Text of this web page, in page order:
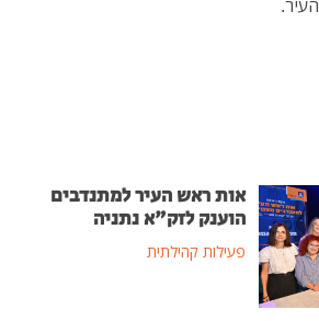
אות ראש העיר למתנדבים
הוענק לזק"א נתניה
פעילות קהילתית